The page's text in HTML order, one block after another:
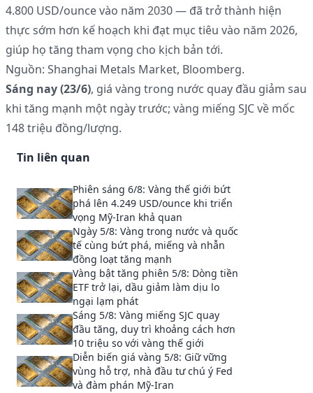
4.800 USD/ounce vào năm 2030 — đã trở thành hiện
thực sớm hơn kế hoạch khi đạt mục tiêu vào năm 2026,
giúp họ tăng tham vọng cho kịch bản tới.
Nguồn: Shanghai Metals Market, Bloomberg.
Sáng nay (23/6), giá vàng trong nước quay đầu giảm sau
khi tăng mạnh một ngày trước; vàng miếng SJC về mốc
148 triệu đồng/lượng.
Tin liên quan
Phiên sáng 6/8: Vàng thế giới bứt
phá lên 4.249 USD/ounce khi triển
vọng Mỹ-Iran khả quan
Ngày 5/8: Vàng trong nước và quốc
tế cùng bứt phá, miếng và nhẫn
đồng loạt tăng mạnh
Vàng bật tăng phiên 5/8: Dòng tiền
ETF trở lại, dầu giảm làm dịu lo
ngại lạm phát
Sáng 5/8: Vàng miếng SJC quay
đầu tăng, duy trì khoảng cách hơn
10 triệu so với vàng thế giới
Diễn biến giá vàng 5/8: Giữ vững
vùng hỗ trợ, nhà đầu tư chú ý Fed
và đàm phán Mỹ‑Iran